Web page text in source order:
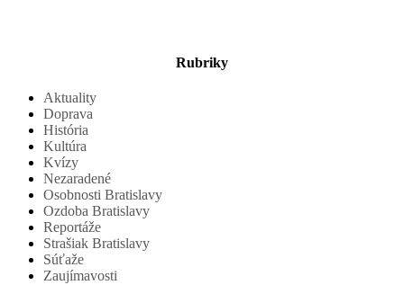
Rubriky
Aktuality
Doprava
História
Kultúra
Kvízy
Nezaradené
Osobnosti Bratislavy
Ozdoba Bratislavy
Reportáže
Strašiak Bratislavy
Súťaže
Zaujímavosti